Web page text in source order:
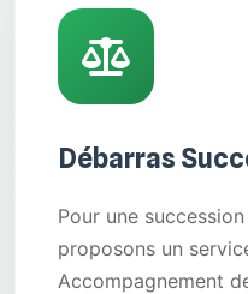
Débarras
Pour une
proposons un
Accompagnement